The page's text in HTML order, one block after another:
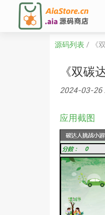
源码列表 / 《
《双碳
2024-03-26
应用截图